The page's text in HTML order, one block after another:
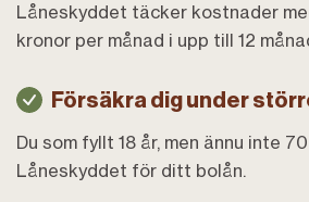
Låneskyddet täcker kostnader
kronor per månad i upp till 12
Försäkra dig under
Du som fyllt 18 år, men ännu inte
Låneskyddet för ditt bolån.